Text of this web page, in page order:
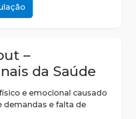
–
da Saúde
e emocional causado
demandas e falta de